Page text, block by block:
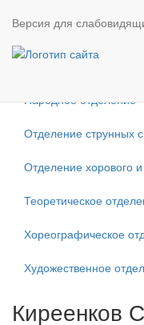
Версия для
Отделение
Народное отделение
Отделение струнных
Отделение хорового
Теоретическое
Хореографическое
Художественное
Киреенков